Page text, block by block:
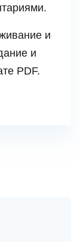
и
и
PDF.